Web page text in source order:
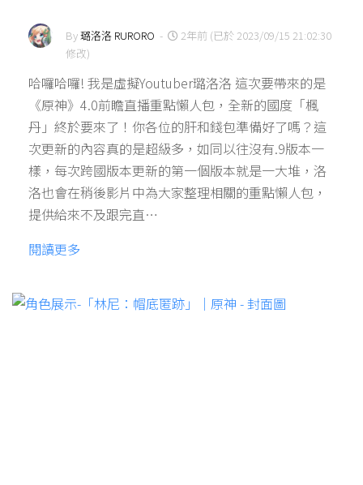
By璐洛洛 RURORO -
2年前 (已於 2023/09/15 21:02:30
修改)
哈囉哈囉! 我是虛擬Youtuber璐洛洛 這次要帶來的是
《原神》4.0前瞻直播重點懶人包，全新的國度「楓
丹」終於要來了！你各位的肝和錢包準備好了嗎？這
次更新的內容真的是超級多，如同以往沒有.9版本一
樣，每次跨國版本更新的第一個版本就是一大堆，洛
洛也會在稍後影片中為大家整理相關的重點懶人包，
提供給來不及跟完直…
閱讀更多